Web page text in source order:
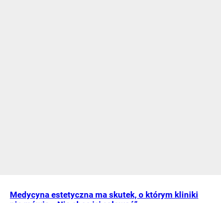
Medycyna estetyczna ma skutek, o którym kliniki